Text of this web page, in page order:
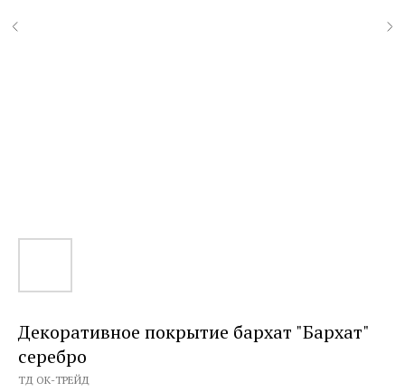
Декоративное покрытие бархат "Бархат"
серебро
ТД ОК-ТРЕЙД